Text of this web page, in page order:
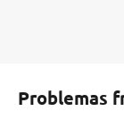
Problemas